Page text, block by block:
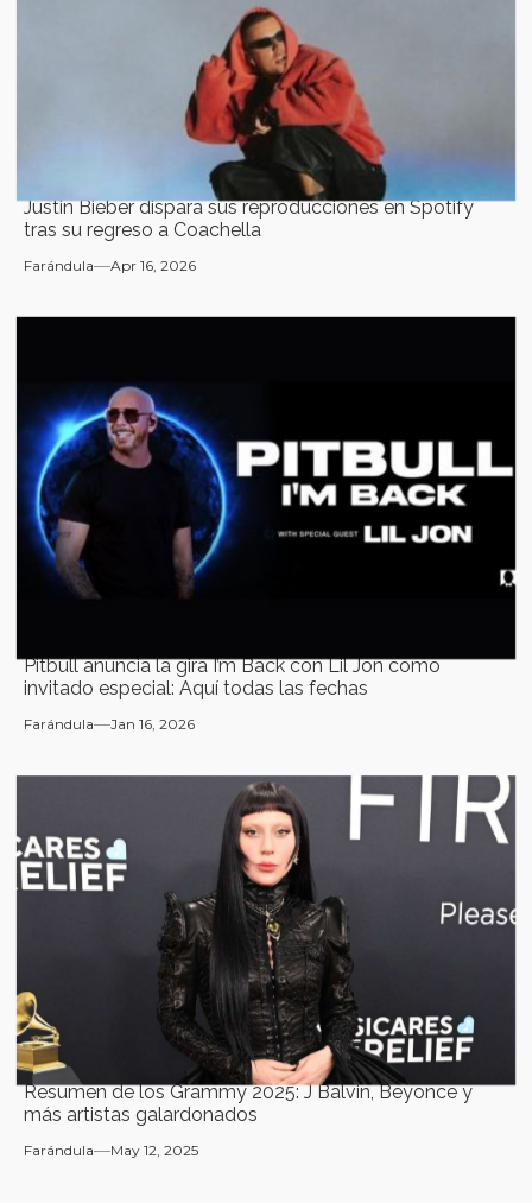
Justin Bieber dispara sus reproducciones en Spotify
tras su regreso a Coachella
Farándula Apr 16, 2026
Pitbull anuncia la gira I’m Back con Lil Jon como
invitado especial: Aquí todas las fechas
Farándula Jan 16, 2026
Resumen de los Grammy 2025: J Balvin, Beyonce y
más artistas galardonados
Farándula May 12, 2025